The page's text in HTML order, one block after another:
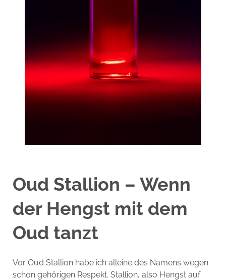
Oud Stallion – Wenn
der Hengst mit dem
Oud tanzt
Vor Oud Stallion habe ich alleine des Namens wegen
schon gehörigen Respekt. Stallion, also Hengst auf